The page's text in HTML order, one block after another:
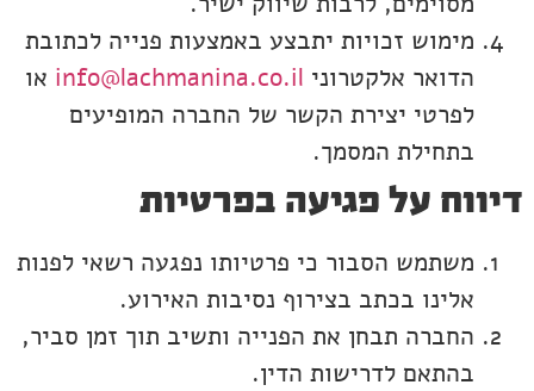
מימוש זכויות יתבצע באמצעות פנייה לכתובת
הדואר אלקטרוני info@lachmanina.co.il או
לפרטי יצירת הקשר של החברה המופיעים
בתחילת המסמך.
דיווח על פגיעה בפרטיות
משתמש הסבור כי פרטיותו נפגעה רשאי לפנות
אלינו בכתב בצירוף נסיבות האירוע.
החברה תבחן את הפנייה ותשיב תוך זמן סביר,
בהתאם לדרישות הדין.